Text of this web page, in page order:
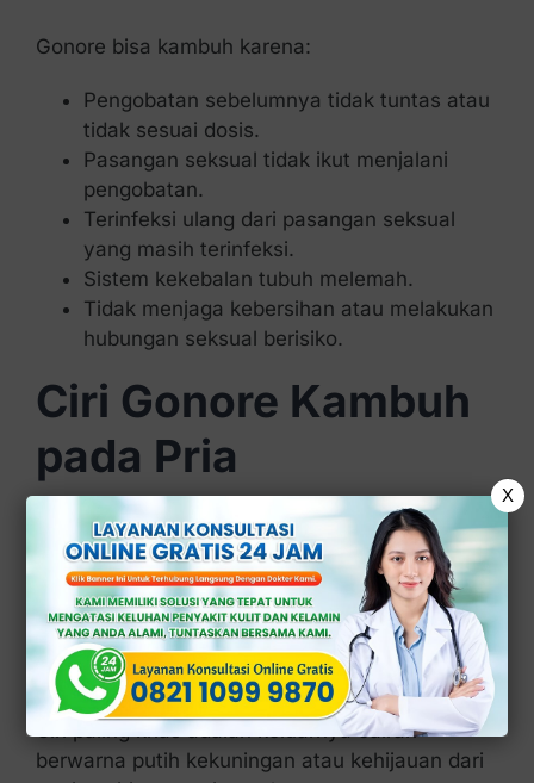
Gonore bisa kambuh karena:
Pengobatan sebelumnya tidak tuntas atau
tidak sesuai dosis.
Pasangan seksual tidak ikut menjalani
pengobatan.
Terinfeksi ulang dari pasangan seksual
yang masih terinfeksi.
Sistem kekebalan tubuh melemah.
Tidak menjaga kebersihan atau melakukan
hubungan seksual berisiko.
Ciri Gonore Kambuh
pada Pria
Pria yang mengalami kekambuhan biasanya
menunjukkan gejala sebagai berikut:
1. Keluar Cairan Seperti Nanah
dari Uretra
Ciri paling khas adalah keluarnya cairan
berwarna putih kekuningan atau kehijauan dari
X